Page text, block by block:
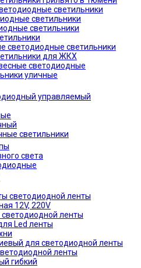
светильники
светильники
светильники
светодиодные светильники
для ЖКХ
светодиодные
уличные
управляемый
светильники
света
светодиодной ленты
12V, 220V
ленты
Led ленты
для светодиодной ленты
ленты
гибкий